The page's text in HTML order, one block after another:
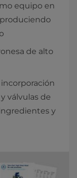
equipo en
de alto
válvulas de
y